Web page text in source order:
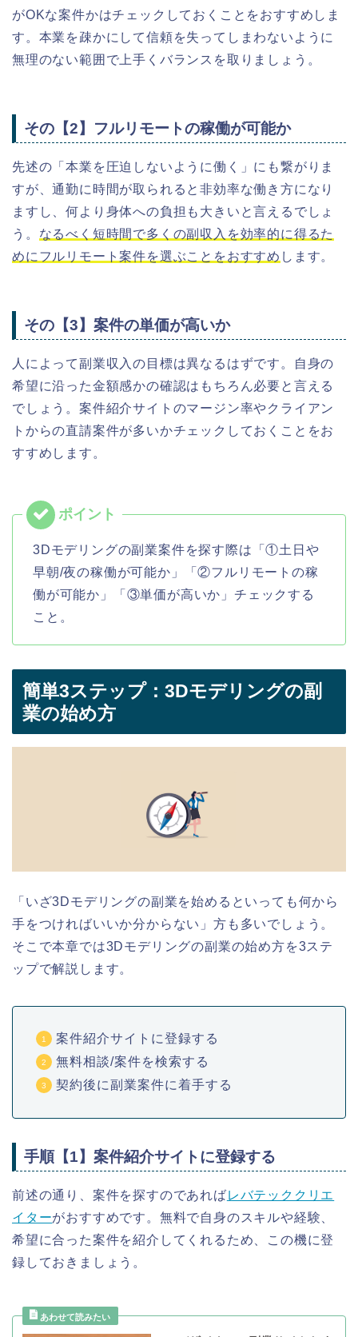
がOKな案件かはチェックしておくことをおすすめしま
す。本業を疎かにして信頼を失ってしまわないように
無理のない範囲で上手くバランスを取りましょう。
その【2】フルリモートの稼働が可能か
先述の「本業を圧迫しないように働く」にも繋がりま
すが、通勤に時間が取られると非効率な働き方になり
ますし、何より身体への負担も大きいと言えるでしょ
う。 なるべく短時間で多くの副収入を効率的に得るた
めにフルリモート案件を選ぶことをおすすめ します。
その【3】案件の単価が高いか
人によって副業収入の目標は異なるはずです。自身の
希望に沿った金額感かの確認はもちろん必要と言える
でしょう。 案件紹介サイトのマージン率やクライアン
トからの直請案件が多いかチェックしておくことをお
すすめします。
3Dモデリングの副業案件を探す際は「①土日や
早朝/夜の稼働が可能か」「②フルリモートの稼
働が可能か」「③単価が高いか」チェックする
こと。
簡単3ステップ：3Dモデリングの副
業の始め方
「いざ3Dモデリングの副業を始めるといっても何から
手をつければいいか分からない」方も多いでしょう。
そこで本章では3Dモデリングの副業の始め方を3ステ
ップで解説します。
案件紹介サイトに登録する
無料相談/案件を検索する
契約後に副業案件に着手する
手順【1】案件紹介サイトに登録する
前述の通り、案件を探すのであればレバテッククリエ
イターがおすすめです。無料で自身のスキルや経験、
希望に合った案件を紹介してくれるため、この機に登
録しておきましょう。